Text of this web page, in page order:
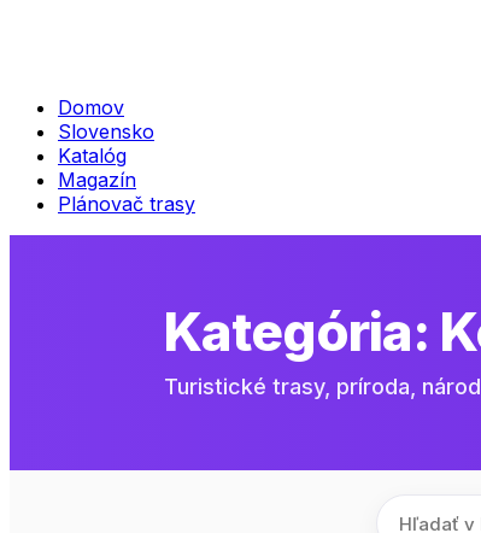
Domov
Slovensko
Katalóg
Magazín
Plánovač trasy
Kategória:
Turistické trasy, príroda,